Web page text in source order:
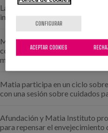
Las viviendas para toda la vida
informe europeo sobre cuidados
Matia Fundazioa y Acción Social
convenio para transformar los
modelo más hogareño y centrado
Matia participa en un ciclo
con una sesión sobre cuidados
Afundación y Matia Instituto
para repensar el envejecimiento
CONFIGURAR
ACEPTAR COOKIES